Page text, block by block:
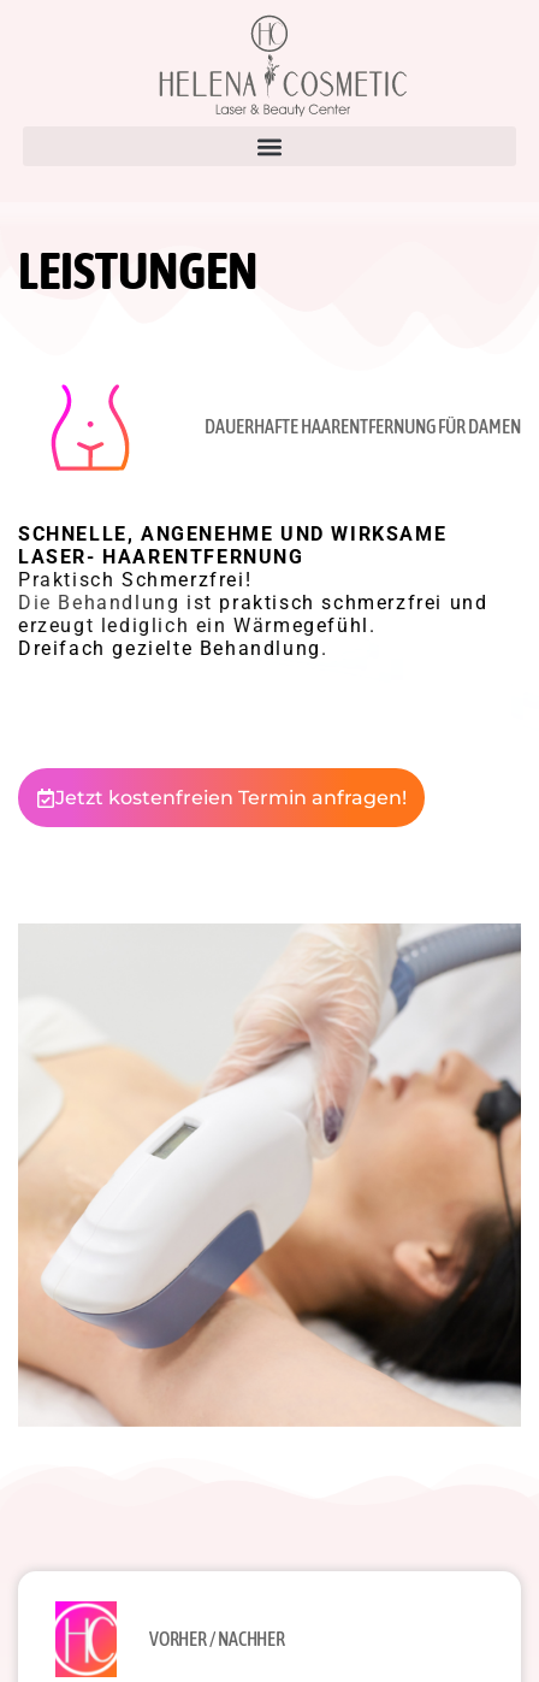
LEISTUNGEN
DAUERHAFTE HAARENTFERNUNG FÜR DAMEN
SCHNELLE, ANGENEHME UND WIRKSAME
LASER- HAARENTFERNUNG
Praktisch Schmerzfrei!
Die Behandlung ist praktisch schmerzfrei und
erzeugt lediglich ein Wärmegefühl.
Dreifach gezielte Behandlung.
Jetzt kostenfreien Termin anfragen!
VORHER / NACHHER